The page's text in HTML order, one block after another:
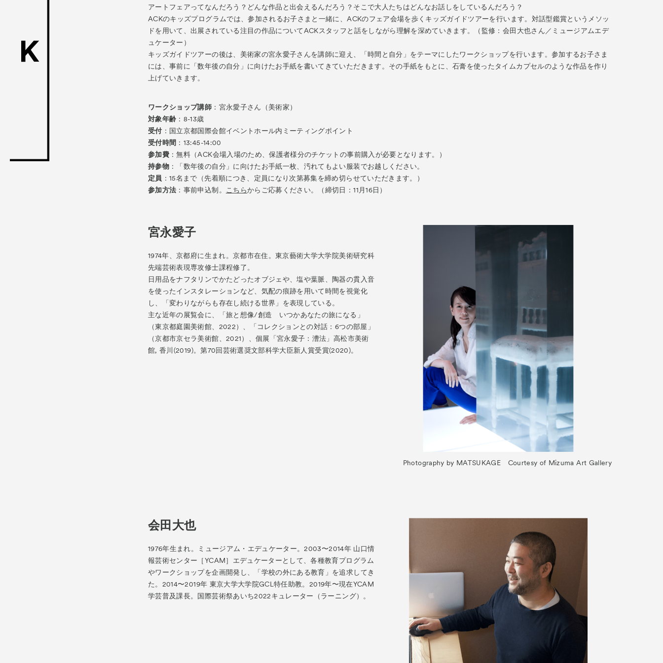
ACK Curates
- Satellite Program “Flowers of Time”
- Public Program
Talks トークイベント
Special Programs
Associated Programs
Archive アーカイブ
アートフェアってなんだろう？どんな作品と出会えるんだろう？そこで大人たちはどんなお話しをしているんだろう？
ACKのキッズプログラムでは、参加されるお子さまと一緒に、ACKのフェア会場を歩くキッズガイドツアーを行います。対話型鑑賞というメソッ
ドを用いて、出展されている注目の作品についてACKスタッフと話をしながら理解を深めていきます。（監修：会田大也さん／ミュージアムエデ
ュケーター）
キッズガイドツアーの後は、美術家の宮永愛子さんを講師に迎え、「時間と自分」をテーマにしたワークショップを行います。参加するお子さま
には、事前に「数年後の自分」に向けたお手紙を書いてきていただきます。その手紙をもとに、石膏を使ったタイムカプセルのような作品を作り
上げていきます。
ワークショップ講師 ：宮永愛子さん（美術家）
対象年齢 ：8-13歳
受付 ：国立京都国際会館イベントホール内ミーティングポイント
受付時間 ：13:45-14:00
参加費 ：無料（ACK会場入場のため、保護者様分のチケットの事前購入が必要となります。）
持参物 ：「数年後の自分」に向けたお手紙一枚、汚れてもよい服装でお越しください。
定員 ：15名まで（先着順につき、定員になり次第募集を締め切らせていただきます。）
参加方法 ：事前申込制。 こちらからご応募ください。（締切日：11月16日）
宮永愛子
1974年、京都府に生まれ。京都市在住。東京藝術大学大学院美術研究科
先端芸術表現専攻修士課程修了。
日用品をナフタリンでかたどったオブジェや、塩や葉脈、陶器の貫入音
を使ったインスタレーションなど、気配の痕跡を用いて時間を視覚化
し、「変わりながらも存在し続ける世界」を表現している。
主な近年の展覧会に、「旅と想像/創造 いつかあなたの旅になる」
（東京都庭園美術館、2022）、「コレクションとの対話：6つの部屋」
（京都市京セラ美術館、2021）、個展「宮永愛子：漕法」高松市美術
館, 香川(2019)。第70回芸術選奨文部科学大臣新人賞受賞(2020)。
Photography by MATSUKAGE Courtesy of Mizuma Art Gallery
会田大也
1976年生まれ。ミュージアム・エデュケーター。2003〜2014年 山口情
報芸術センター［YCAM］エデュケーターとして、各種教育プログラム
やワークショップを企画開発し、「学校の外にある教育」を追求してき
た。2014〜2019年 東京大学大学院GCL特任助教。2019年〜現在YCAM
学芸普及課長。国際芸術祭あいち2022キュレーター（ラーニング）。